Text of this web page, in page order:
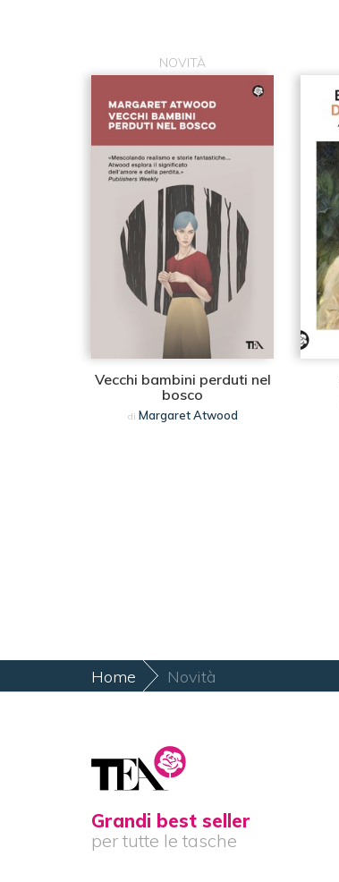
NOVITÀ
Vecchi bambini perduti nel
bosco
di Margaret Atwood
Home Novità
Grandi best seller
per tutte le tasche